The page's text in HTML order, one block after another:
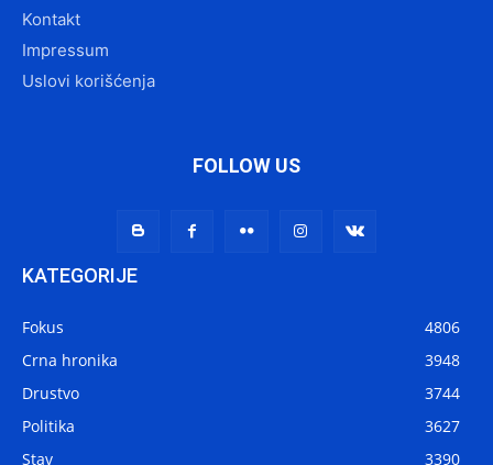
Kontakt
Impressum
Uslovi korišćenja
FOLLOW US
KATEGORIJE
Fokus
4806
Crna hronika
3948
Drustvo
3744
Politika
3627
Stav
3390